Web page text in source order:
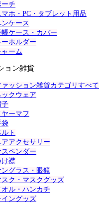
ーチ
マホ・PC・タブレット用品
ンケース
帳ケース・カバー
ーホルダー
ャーム
ョン雑貨
ァッション雑貨カテゴリすべて
ックウェア
子
ヤーマフ
袋
ト
アアクセサリー
スペンダー
け襟
ングラス・眼鏡
スク・マスクグッズ
オル・ハンカチ
イングッズ